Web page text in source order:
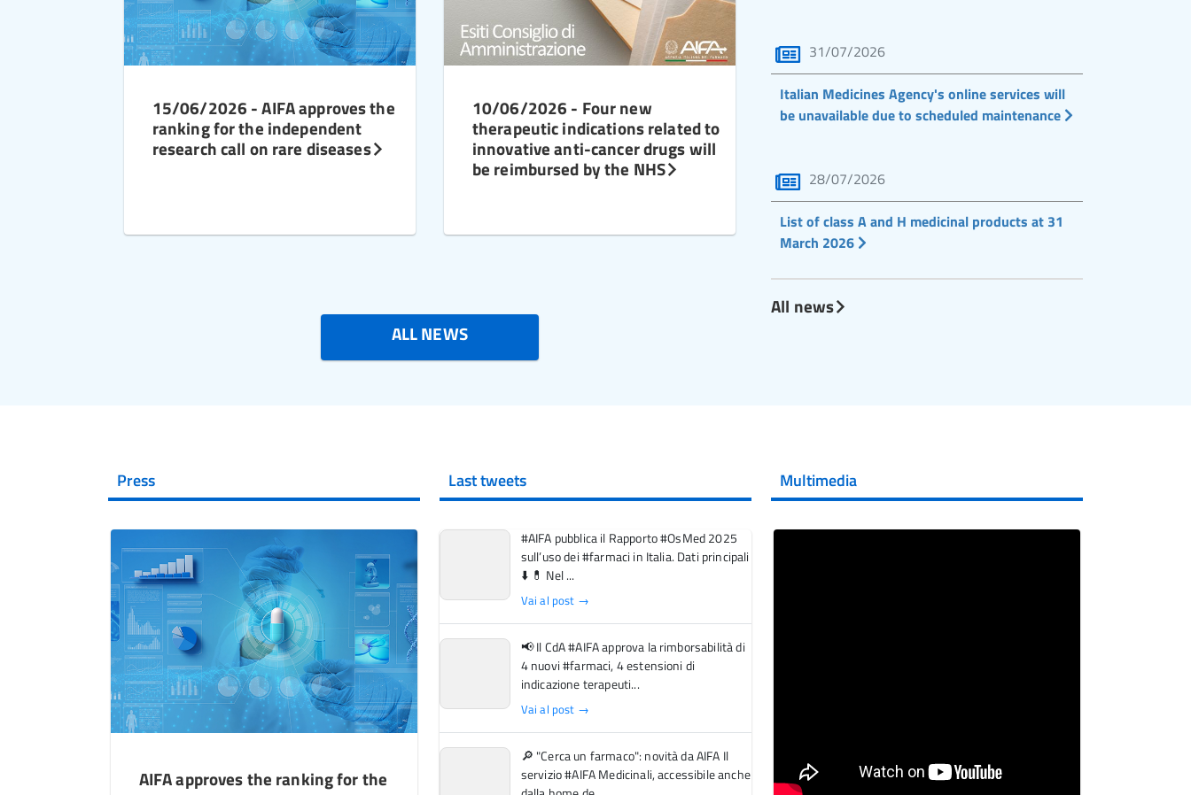
15/06/2026 - AIFA approves the
ranking for the independent
research call on rare diseases
10/06/2026 - Four new
therapeutic indications related to
innovative anti-cancer drugs will
be reimbursed by the NHS
ALL NEWS
31/07/2026
Italian Medicines Agency's online services will
be unavailable due to scheduled maintenance
28/07/2026
List of class A and H medicinal products at 31
March 2026
All news
Press
AIFA approves the ranking for the
Last tweets
#AIFA pubblica il Rapporto #OsMed 2025
sull’uso dei #farmaci in Italia. Dati principali
⬇️ 💊 Nel ...
Vai al post →
📢 Il CdA #AIFA approva la rimborsabilità di
4 nuovi #farmaci, 4 estensioni di
indicazione terapeuti...
Vai al post →
🔎 "Cerca un farmaco": novità da AIFA Il
servizio #AIFA Medicinali, accessibile anche
Multimedia